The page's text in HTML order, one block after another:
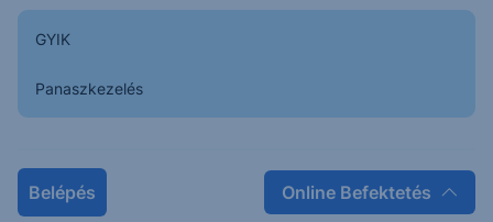
GYIK
Panaszkezelés
Belépés Online Befektetés
Napon belüli Historikus